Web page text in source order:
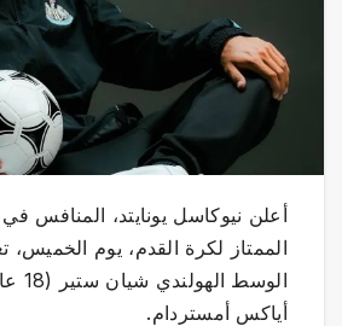
أعلن نيوكاسل يونايتد، المنافس
الممتاز لكرة القدم، يوم الخميس،
أياكس أمستردام.